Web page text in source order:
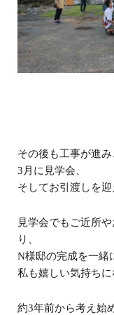
その後も工事が進み
3月に見学会、
そしてお引渡しを
見学会でもご近所
り、
N様邸の完成を一緒
私も嬉しい気持ち
約3年前から考え始